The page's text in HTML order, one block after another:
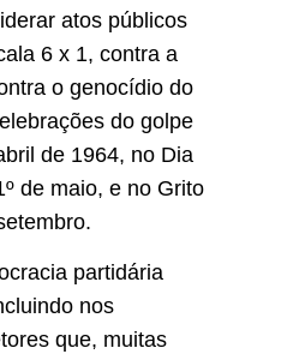
atos públicos
6 x 1, contra a
o genocídio do
do golpe
de 1964, no Dia
de maio, e no Grito
partidária
nos
que, muitas